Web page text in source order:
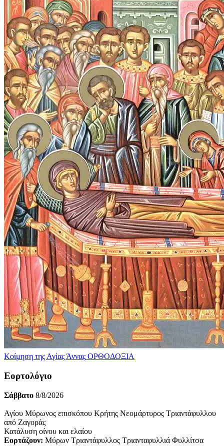
Κοίμηση της Αγίας Άννας ΟΡΘΟΔΟΞΙΑ
Εορτολόγιο
Σάββατο 8/8/2026
Αγίου Μύρωνος επισκόπου Κρήτης Νεομάρτυρος Τριαντάφυλλου
από Ζαγοράς
Κατάλυση οίνου και ελαίου
Εορτάζουν: Μύρων Τριαντάφυλλος Τριανταφυλλιά Φυλλίτσα